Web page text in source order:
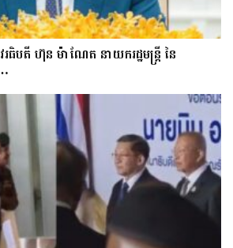
ធិបតី ហ៊ុន ម៉ាណែត នាយករដ្ឋមន្ត្រី នៃ